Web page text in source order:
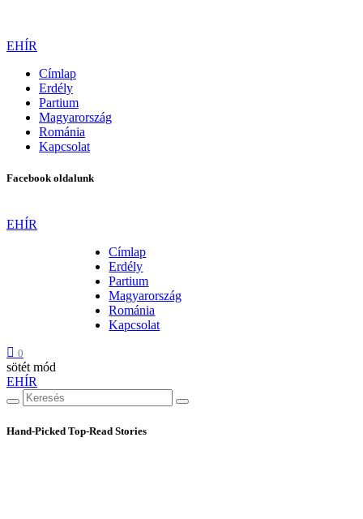
EHÍR
Címlap
Erdély
Partium
Magyarország
Románia
Kapcsolat
Facebook oldalunk
EHÍR
Címlap
Erdély
Partium
Magyarország
Románia
Kapcsolat
0
sötét mód
EHÍR
Hand-Picked Top-Read Stories